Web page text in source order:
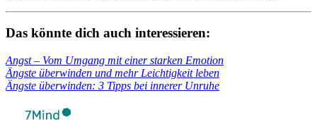
Das könnte dich auch inter­es­sie­ren:
Angst – Vom Umgang mit einer star­ken Emo­tion
Ängste über­win­den und mehr Leich­tig­keit leben
Ängste über­win­den: 3 Tipps bei inne­rer Unruhe